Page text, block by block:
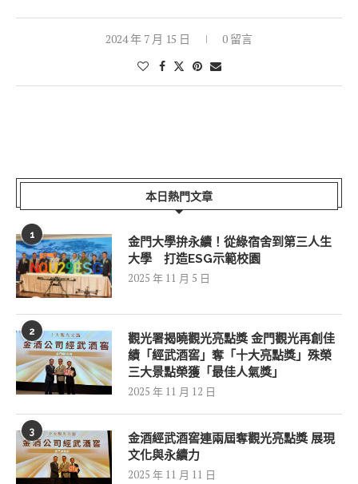
2024 年 7 月 15 日 0 留言
本日熱門文章
1
金門大學拚永續！從綠宿舍到第三人生
大學 打造ESG示範校園
2025 年 11 月 5 日
2
觀光署揭曉觀光亮點獎 金門觀光再創佳
績「經武酒窖」奪「十大亮點獎」殊榮
三大景點榮獲「最佳人氣獎」
2025 年 11 月 12 日
3
金酒經武酒窖連兩屆奪觀光亮點獎 展現
文化與永續力
2025 年 11 月 11 日